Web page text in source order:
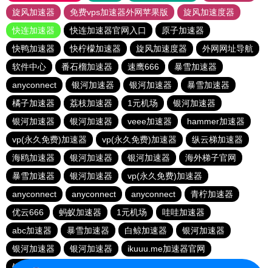
旋风加速器
免费vps加速器外网苹果版
旋风加速度器
快连加速器
快连加速器官网入口
原子加速器
快鸭加速器
快柠檬加速器 旋风加速度器
外网网址导航
软件中心
番石榴加速器 速鹰666
暴雪加速器
anyconnect
银河加速器 银河加速器
暴雪加速器
橘子加速器
荔枝加速器 1元机场
银河加速器
银河加速器
银河加速器 veee加速器
hammer加速器
vp(永久免费)加速器
vp(永久免费)加速器
纵云梯加速器
海鸥加速器
银河加速器 银河加速器
海外梯子官网
暴雪加速器
银河加速器
vp(永久免费)加速器
anyconnect
anyconnect anyconnect
青柠加速器
优云666
蚂蚁加速器 1元机场
哇哇加速器
abc加速器
暴雪加速器 白鲸加速器
银河加速器
银河加速器
银河加速器
ikuuu.me加速器官网